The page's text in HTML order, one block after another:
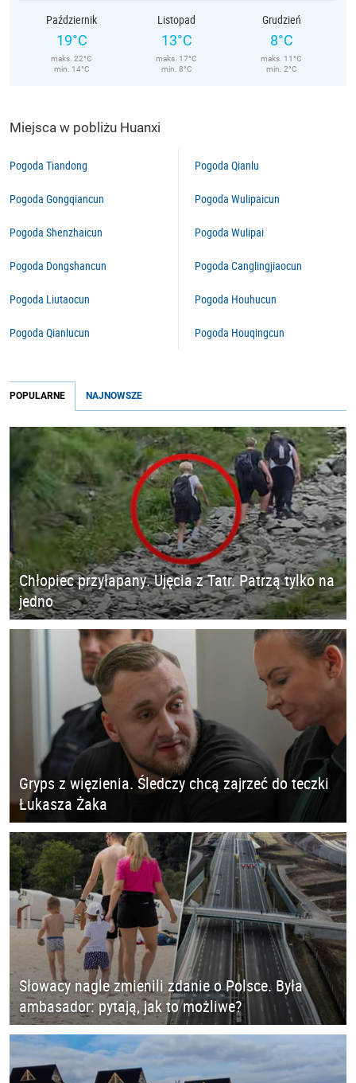
Październik
19°C
maks. 22°C
min. 14°C
Listopad
13°C
maks. 17°C
min. 8°C
Grudzień
8°C
maks. 11°C
min. 2°C
Miejsca w pobliżu Huanxi
Pogoda Tiandong
Pogoda Gongqiancun
Pogoda Shenzhaicun
Pogoda Dongshancun
Pogoda Liutaocun
Pogoda Qianlucun
Pogoda Qianlu
Pogoda Wulipaicun
Pogoda Wulipai
Pogoda Canglingjiaocun
Pogoda Houhucun
Pogoda Houqingcun
POPULARNE NAJNOWSZE
Chłopiec przyłapany. Ujęcia z Tatr. Patrzą tylko na
jedno
Gryps z więzienia. Śledczy chcą zajrzeć do teczki
Łukasza Żaka
Słowacy nagle zmienili zdanie o Polsce. Była
ambasador: pytają, jak to możliwe?